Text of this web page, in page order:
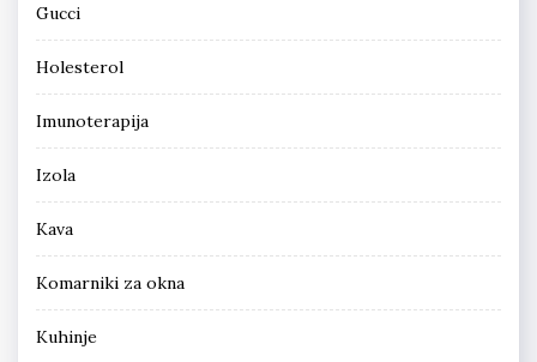
Gucci
Holesterol
Imunoterapija
Izola
Kava
Komarniki za okna
Kuhinje